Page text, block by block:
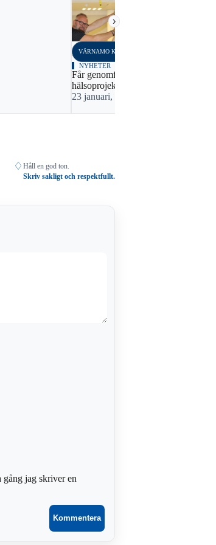
›
VÄRNAMO KOMMUN
NYHETER
Får genomföra
hälsoprojekt
23 januari, 2022 06:49
♢ Håll en god ton.
Skriv sakligt och respektfullt.
gång jag skriver en